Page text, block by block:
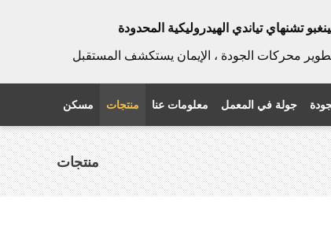
تشنهاي تياندي الهيدروليكية المحدودة
محركات الجودة ، الإيمان يستكشف المستقبل
مسكن منتجات معلومات عنا جولة في المعمل
منتجات